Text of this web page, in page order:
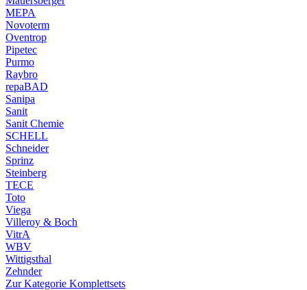
MEPA
Novoterm
Oventrop
Pipetec
Purmo
Raybro
repaBAD
Sanipa
Sanit
Sanit Chemie
SCHELL
Schneider
Sprinz
Steinberg
TECE
Toto
Viega
Villeroy & Boch
VitrA
WBV
Wittigsthal
Zehnder
Zur Kategorie Komplettsets